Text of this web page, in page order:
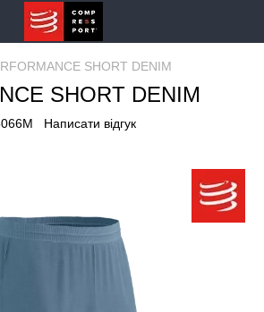
SHORT DENIM
SHORT DENIM
Написати відгук